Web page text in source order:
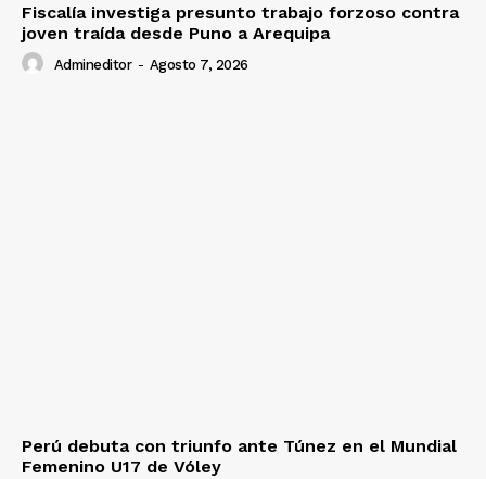
Fiscalía investiga presunto trabajo forzoso contra
joven traída desde Puno a Arequipa
Admineditor - Agosto 7, 2026
Perú debuta con triunfo ante Túnez en el Mundial
Femenino U17 de Vóley